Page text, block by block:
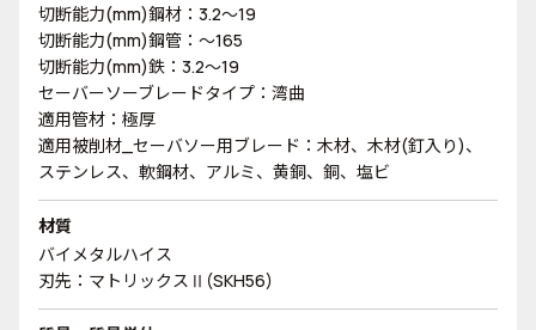
切断能力(mm)鋼材：3.2～19
切断能力(mm)鋼管：～165
切断能力(mm)鉄：3.2～19
セーバーソーブレードタイプ：湾曲
適用管材：極厚
適用被削材_セーバソー用ブレード：木材、木材(釘入り)、
ステンレス、軟鋼材、アルミ、黄銅、銅、塩ビ
材質
バイメタルハイス
刃先：マトリックスⅡ(SKH56)